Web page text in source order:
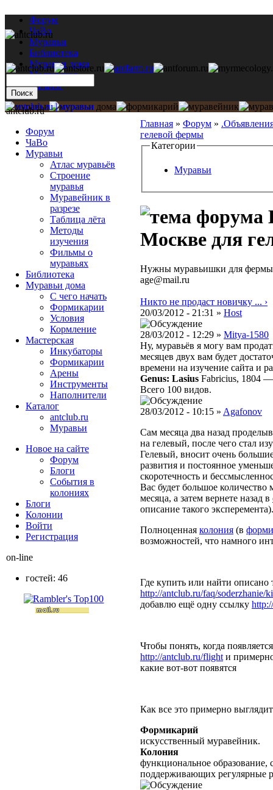
Форум
ЧаВо
Муравьи
Библиотека
Муравьи дома
Мастерская
Каталог
Главная » Форум »
гелевой фермы
Категории
Муравьи
Москве для
Нужны муравьишки для
age@mail.ru
Никто не продаст новичку ... ›
20/03/2012 - 21:31 » Host
28/03/2012 - 12:29 » Mitya-1580
Ну, муравьёв я могу вам
месяцев двух вам будет
времени на изучение сайта и
Genus: Lasius Fabricius, 1804
Всего 100 видов.
28/03/2012 - 10:15 » Agafonov
Сам месяца два назад
на гелевый, после чего стал
Гелевый, вносит очень
развития и постоянное
скоротечность и
Вас будет большое количество
месяца, а затем вернете назад в
описание такого эксперемента).
Полноценная колония (в
возможностей, что намного
Где купить или найти описано
http://antclub.ru/faq/soderzhanie/
добавлю ещё одну ссылку
Чтобы понять, когда
http://antclub.ru/flightи примерно
какие вот-вот появятся
Как все это примерно
Формикарий
искусственный муравейник.
Колония
функциональное образование,
поддерживающих регулярные
antclub.ru
Форум
ЧаВо
Муравьи
Атлас муравьёв
Строение
муравья
Муравейник в
разрезе
Таблица лёта
Методы
изучения
Фильмы о
муравьях
Библиотека
Муравьи дома
С чего начать
Формикарии
Условия
Кормление
Мастерская
Инкубаторы
Формикарии
Арены
Инструменты
Наполнители
Каталог
antclub.ru
Муравьи
Новое на сайте
Форум
Блоги
События в
колониях
Блоги
Колонии
Войти
Peгиcтpaция
on-line
гостей: 46